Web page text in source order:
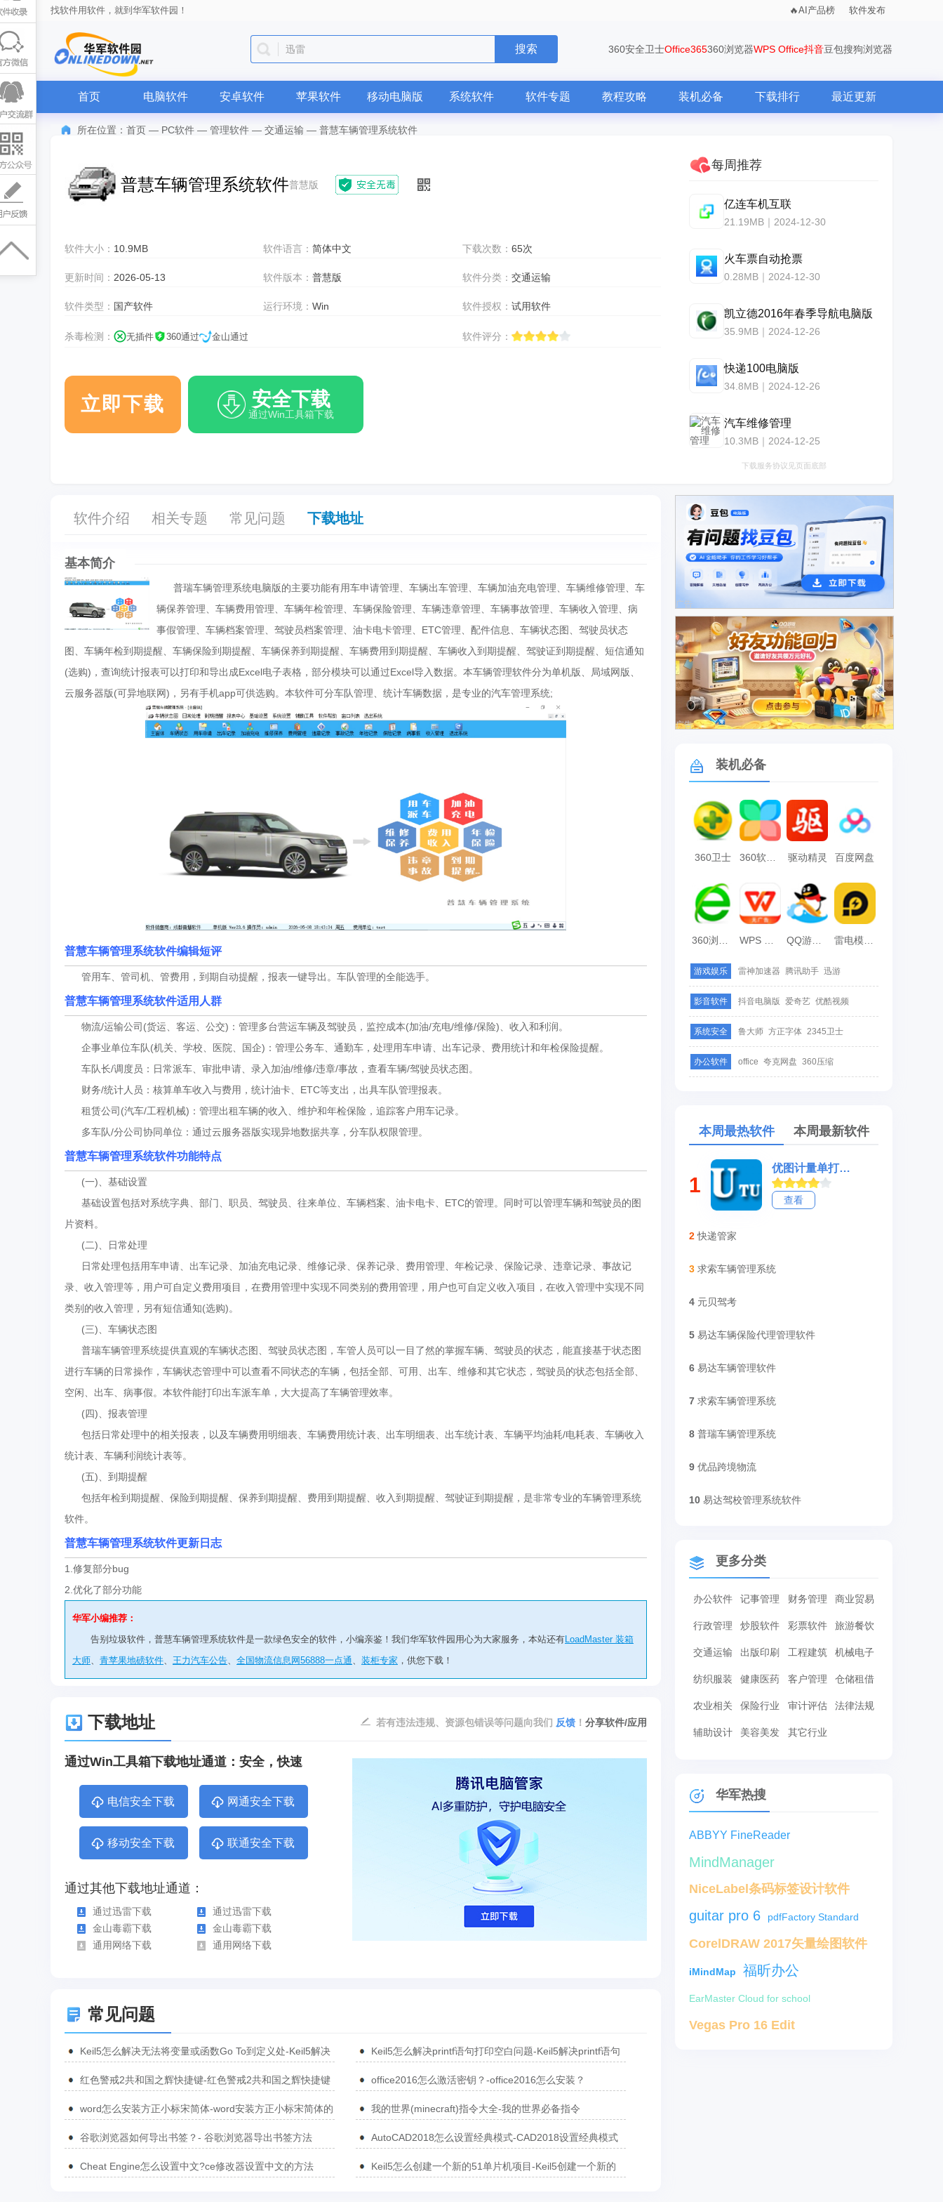
找软件用软件，就到华军软件园！ AI产品榜 软件发布
迅雷 搜索 360安全卫士Office365360浏览器WPS Office抖音豆包搜狗浏览器
首页 电脑软件 安卓软件 苹果软件 移动电脑版 系统软件 软件专题 教程攻略 装机必备 下载排行 最近更新
所在位置： 首页 — PC软件 — 管理软件 — 交通运输 — 普慧车辆管理系统软件
普慧车辆管理系统软件普慧版
软件大小： 10.9MB 软件语言：简体中文 下载次数： 65次
更新时间： 2026-05-13 软件版本：普慧版 软件分类： 交通运输
软件类型： 国产软件 运行环境：Win 软件授权： 试用软件
杀毒检测： 无插件 360通过 金山通过 软件评分：
立即下载 安全下载
通过Win工具箱下载
每周推荐
亿连车机互联
21.19MB｜2024-12-30
火车票自动抢票
0.28MB｜2024-12-30
凯立德2016年春季导航电脑版
35.9MB｜2024-12-26
快递100电脑版
34.8MB｜2024-12-26
汽车维修管理
10.3MB｜2024-12-25
下载服务协议见页面底部
软件介绍 相关专题 常见问题 下载地址
基本简介
普瑞车辆管理系统电脑版的主要功能有用车申请管理、车辆出车管理、车辆加油充电管理、车辆维修管理、车
辆保养管理、车辆费用管理、车辆年检管理、车辆保险管理、车辆违章管理、车辆事故管理、车辆收入管理、病
事假管理、车辆档案管理、驾驶员档案管理、油卡电卡管理、ETC管理、配件信息、车辆状态图、驾驶员状态
图、车辆年检到期提醒、车辆保险到期提醒、车辆保养到期提醒、车辆费用到期提醒、车辆收入到期提醒、驾驶证到期提醒、短信通知
(选购)，查询统计报表可以打印和导出成Excel电子表格，部分模块可以通过Excel导入数据。本车辆管理软件分为单机版、局域网版、
云服务器版(可异地联网)，另有手机app可供选购。本软件可分车队管理、统计车辆数据，是专业的汽车管理系统;
普慧车辆管理系统软件编辑短评
管用车、管司机、管费用，到期自动提醒，报表一键导出。车队管理的全能选手。
普慧车辆管理系统软件适用人群
物流/运输公司(货运、客运、公交)：管理多台营运车辆及驾驶员，监控成本(加油/充电/维修/保险)、收入和利润。
企事业单位车队(机关、学校、医院、国企)：管理公务车、通勤车，处理用车申请、出车记录、费用统计和年检保险提醒。
车队长/调度员：日常派车、审批申请、录入加油/维修/违章/事故，查看车辆/驾驶员状态图。
财务/统计人员：核算单车收入与费用，统计油卡、ETC等支出，出具车队管理报表。
租赁公司(汽车/工程机械)：管理出租车辆的收入、维护和年检保险，追踪客户用车记录。
多车队/分公司协同单位：通过云服务器版实现异地数据共享，分车队权限管理。
普慧车辆管理系统软件功能特点
(一)、基础设置
基础设置包括对系统字典、部门、职员、驾驶员、往来单位、车辆档案、油卡电卡、ETC的管理。同时可以管理车辆和驾驶员的图
片资料。
(二)、日常处理
日常处理包括用车申请、出车记录、加油充电记录、维修记录、保养记录、费用管理、年检记录、保险记录、违章记录、事故记
录、收入管理等，用户可自定义费用项目，在费用管理中实现不同类别的费用管理，用户也可自定义收入项目，在收入管理中实现不同
类别的收入管理，另有短信通知(选购)。
(三)、车辆状态图
普瑞车辆管理系统提供直观的车辆状态图、驾驶员状态图，车管人员可以一目了然的掌握车辆、驾驶员的状态，能直接基于状态图
进行车辆的日常操作，车辆状态管理中可以查看不同状态的车辆，包括全部、可用、出车、维修和其它状态，驾驶员的状态包括全部、
空闲、出车、病事假。本软件能打印出车派车单，大大提高了车辆管理效率。
(四)、报表管理
包括日常处理中的相关报表，以及车辆费用明细表、车辆费用统计表、出车明细表、出车统计表、车辆平均油耗/电耗表、车辆收入
统计表、车辆利润统计表等。
(五)、到期提醒
包括年检到期提醒、保险到期提醒、保养到期提醒、费用到期提醒、收入到期提醒、驾驶证到期提醒，是非常专业的车辆管理系统
软件。
普慧车辆管理系统软件更新日志
1.修复部分bug
2.优化了部分功能
华军小编推荐：
告别垃圾软件，普慧车辆管理系统软件是一款绿色安全的软件，小编亲鉴！我们华军软件园用心为大家服务，本站还有LoadMaster 装箱
大师、 青苹果地磅软件、 王力汽车公告、 全国物流信息网56888一点通、 装柜专家 ，供您下载！
下载地址 分享软件/应用
若有违法违规、资源包错误等问题向我们 反馈 ！
通过Win工具箱下载地址通道：安全，快速
电信安全下载 网通安全下载
移动安全下载 联通安全下载
通过其他下载地址通道：
通过迅雷下载
通过迅雷下载
金山毒霸下载
金山毒霸下载
通用网络下载
通用网络下载
常见问题
Keil5怎么解决无法将变量或函数Go To到定义处-Keil5解决
无法将变量或函数Go To到定义处的方法
Keil5怎么解决printf语句打印空白问题-Keil5解决printf语句
打印空白问题的方法
红色警戒2共和国之辉快捷键-红色警戒2共和国之辉快捷键
office2016怎么激活密钥？-office2016怎么安装？
word怎么安装方正小标宋简体-word安装方正小标宋简体的
我的世界(minecraft)指令大全-我的世界必备指令
谷歌浏览器如何导出书签？- 谷歌浏览器导出书签方法
AutoCAD2018怎么设置经典模式-CAD2018设置经典模式
Cheat Engine怎么设置中文?ce修改器设置中文的方法
Keil5怎么创建一个新的51单片机项目-Keil5创建一个新的
广告
广告
装机必备
360卫士 360软件管家 驱动精灵 百度网盘
雷电模拟器
游戏娱乐 雷神加速器 腾讯助手 迅游
影音软件 抖音电脑版 爱奇艺 优酷视频
系统安全 鲁大师 方正字体 2345卫士
办公软件 office 夸克网盘 360压缩
本周最热软件 本周最新软件
1
优图计量单打印软件
查看
2 快递管家
3 求索车辆管理系统
4 元贝驾考
5 易达车辆保险代理管理软件
6 易达车辆管理软件
7 求索车辆管理系统
8 普瑞车辆管理系统
9 优品跨境物流
10 易达驾校管理系统软件
更多分类
办公软件 记事管理 财务管理 商业贸易
行政管理 炒股软件 彩票软件 旅游餐饮
交通运输 出版印刷 工程建筑 机械电子
纺织服装 健康医药 客户管理 仓储租借
农业相关 保险行业 审计评估 法律法规
辅助设计 美容美发 其它行业
华军热搜
ABBYY FineReader
MindManager
NiceLabel条码标签设计软件
guitar pro 6 pdfFactory Standard
CorelDRAW 2017矢量绘图软件
iMindMap 福昕办公
EarMaster Cloud for school
Vegas Pro 16 Edit